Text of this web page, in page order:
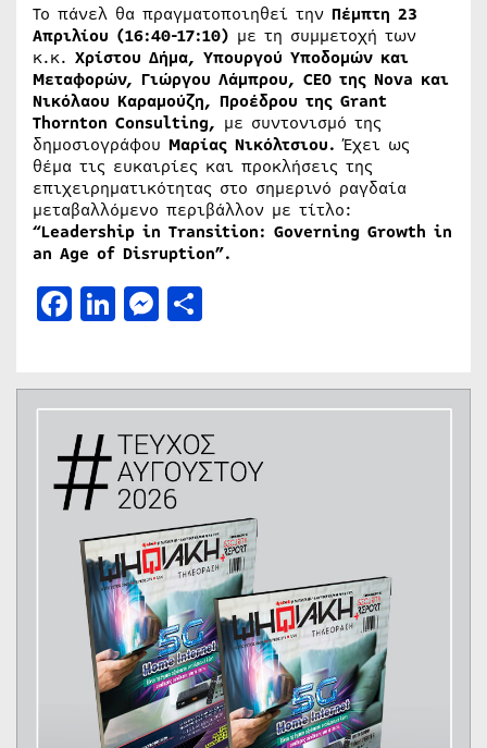
Το πάνελ θα πραγματοποιηθεί την Πέμπτη 23
Απριλίου (16:40-17:10) με τη συμμετοχή των
κ.κ. Χρίστου Δήμα, Υπουργού Υποδομών και
Μεταφορών, Γιώργου Λάμπρου, CEO της Nova και
Νικόλαου Καραμούζη, Προέδρου της Grant
Thornton Consulting, με συντονισμό της
δημοσιογράφου Μαρίας Νικόλτσιου.Έχει ως
θέμα τις ευκαιρίες και προκλήσεις της
επιχειρηματικότητας στο σημερινό ραγδαία
μεταβαλλόμενο περιβάλλον με τίτλο:
“Leadership in Transition: Governing Growth in
an Age of Disruption”.
Facebook
LinkedIn
Messenger